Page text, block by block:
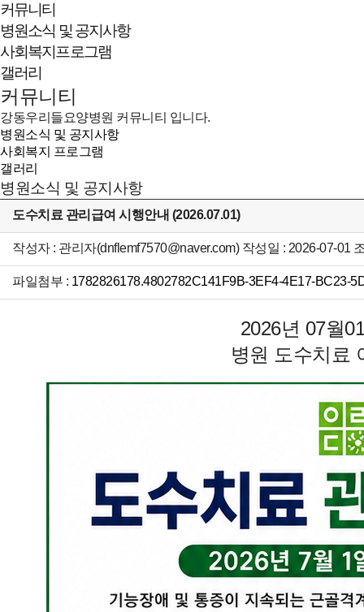
커뮤니티
병원소식 및 공지사항
사회복지프로그램
갤러리
커뮤니티
강동우리들요양병원 커뮤니티 입니다.
병원소식 및 공지사항
사회복지 프로그램
갤러리
병원소식 및 공지사항
도수치료 관리급여 시행안내 (2026.07.01)
작성자 : 관리자(dnflemf7570@naver.com) 작성일 : 2026-07-01
파일첨부 : 1782826178.4802782C141F9B-3EF4-4E17-BC23-
2026년 07월
병원 도수치료